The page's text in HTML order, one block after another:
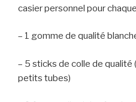
casier personnel pour
– 1 gomme de qualité
– 5 sticks de colle de
petits tubes)